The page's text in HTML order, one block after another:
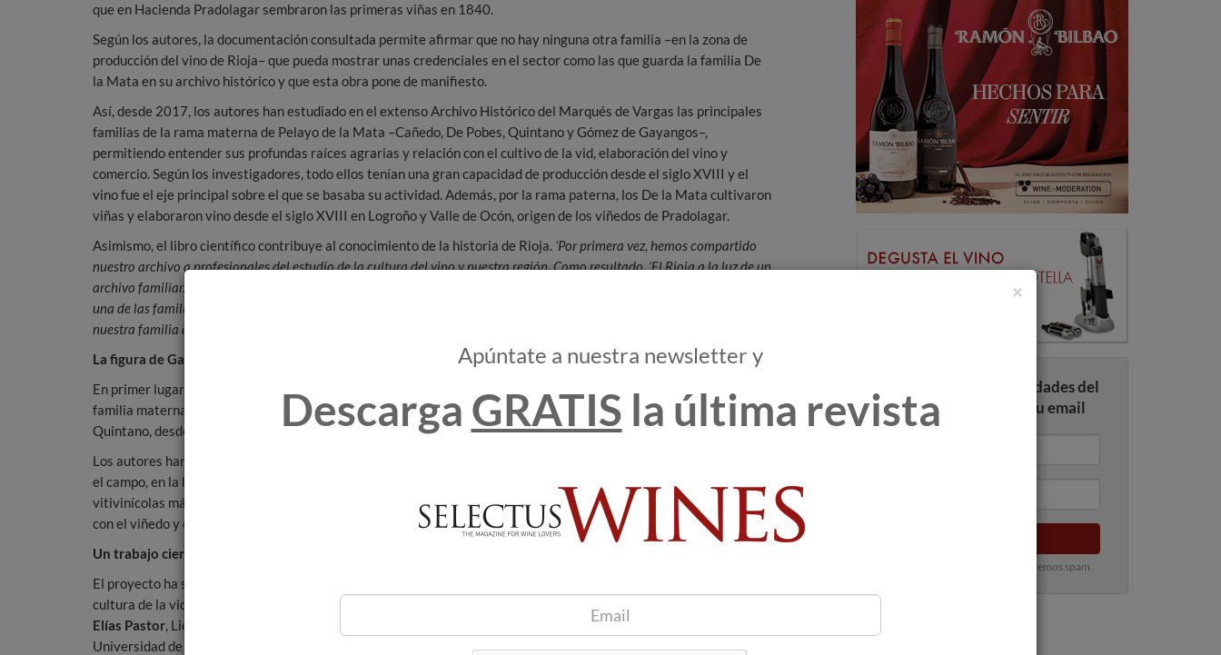
que en Hacienda Pradolagar sembraron las primeras viñas en 1840.
Según los autores, la documentación consultada permite afirmar que no hay ninguna otra familia –en la zona de
producción del vino de Rioja– que pueda mostrar unas credenciales en el sector como las que guarda la familia De
la Mata en su archivo histórico y que esta obra pone de manifiesto.
Así, desde 2017, los autores han estudiado en el extenso Archivo Histórico del Marqués de Vargas las principales
familias de la rama materna de Pelayo de la Mata –Cañedo, De Pobes, Quintano y Gómez de Gayangos–,
permitiendo entender sus profundas raíces agrarias y relación con el cultivo de la vid, elaboración del vino y
comercio. Según los investigadores, todo ellos tenían una gran capacidad de producción desde el siglo XVIII y el
vino fue el eje principal sobre el que se basaba su actividad. Además, por la rama paterna, los De la Mata cultivaron
viñas y elaboraron vino desde el siglo XVIII en Logroño y Valle de Ocón, origen de los viñedos de Pradolagar.
Asimismo, el libro científico contribuye al conocimiento de la historia de Rioja. ‘Por primera vez, hemos compartido
nuestro archivo a profesionales del estudio de la cultura del vino y nuestra región.Como resultado, ‘El Rioja a la luz de un
archivo familiar. Galo Lucas de Pobes, pionero del Rioja’ aporta nuevos documentos de la historia del Rioja, a partir de
una de las familias consagradas a la elaboración y comercialización de vinos. Este trabajo contribuye a vincular a
nuestra familia desde su inicio a la creación del moderno vino de Rioja”,
La figura de Galo de Pobes Quintano, pionero del Rioja
En primer lugar, el contenido de la obra se centra en la figura de
familia materna de Pelayo de la Mata– con una investigación previa a la familia Gómez de Gayangos y la familia
Quintano, desde el siglo XVII y hasta el XIX.
Los autores han estudiado también los grandes cambios que tuvieron lugar durante el siglo XIX en este sector, en
el campo, en la bodega y en el comercio, según los documentos de la familia De Pobes, una de las propiedades
vitivinícolas más importantes de Rioja. Además, para finalizar, el libro investiga la relación de la familia De la Mata
con el viñedo y el vino.
Un trabajo científico con un equipo multidisciplinar
El proyecto ha sido dirigido por un equipo vinculado a la
cultura de la vid y del vino en España.
Elías Pastor, Licenciado en Filosofía y Letras por la
Universidad de Navarra, Doctor en Antropología por la
Recibe todas las novedades del
mundo del vino en tu email
100% privado. Nunca te enviaremos spam.
×
Apúntate a nuestra newsletter y
Descarga GRATIS la última revista